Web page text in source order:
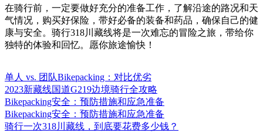
在骑行前，一定要做好充分的准备工作，了解沿途的路况和天
气情况，购买好保险，带好必备的装备和药品，确保自己的健
康与安全。骑行318川藏线将是一次难忘的冒险之旅，带给你
独特的体验和回忆。愿你旅途愉快！
单人 vs. 团队Bikepacking：对比优劣
2023新藏线国道G219边境骑行全攻略
Bikepacking安全：预防措施和应急准备
Bikepacking安全：预防措施和应急准备
骑行一次318川藏线，到底要花费多少钱？